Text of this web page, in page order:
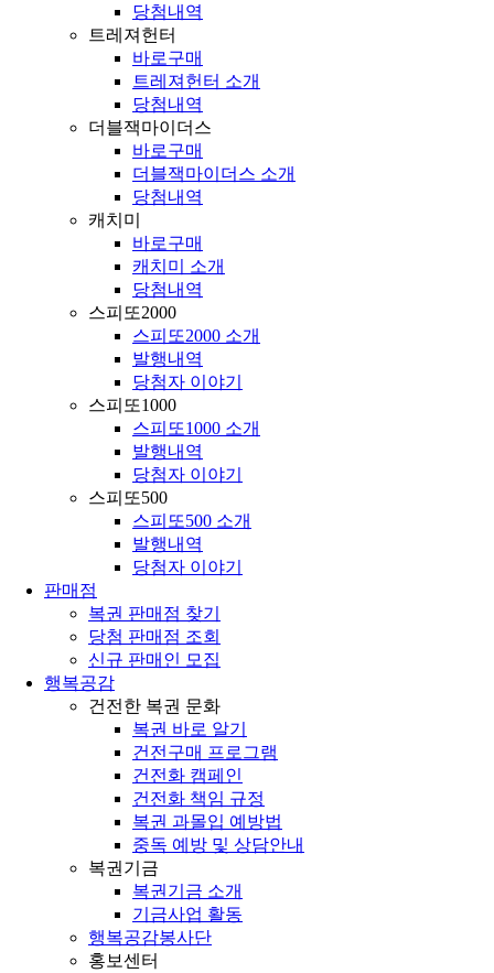
당첨내역
트레져헌터
바로구매
트레져헌터 소개
당첨내역
더블잭마이더스
바로구매
더블잭마이더스 소개
당첨내역
캐치미
바로구매
캐치미 소개
당첨내역
스피또2000
스피또2000 소개
발행내역
당첨자 이야기
스피또1000
스피또1000 소개
발행내역
당첨자 이야기
스피또500
스피또500 소개
발행내역
당첨자 이야기
판매점
복권 판매점 찾기
당첨 판매점 조회
신규 판매인 모집
행복공감
건전한 복권 문화
복권 바로 알기
건전구매 프로그램
건전화 캠페인
건전화 책임 규정
복권 과몰입 예방법
중독 예방 및 상담안내
복권기금
복권기금 소개
기금사업 활동
행복공감봉사단
홍보센터